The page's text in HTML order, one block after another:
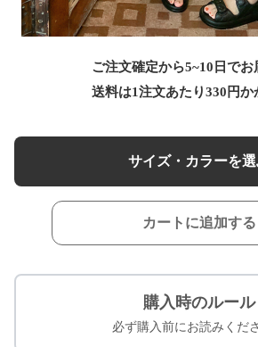
ご注文確定から5~10日でお
送料は1注文あたり330 円か
サイズ・カラーを
カートに追加する
購入時のルール
必ず購入前にお読みくだ